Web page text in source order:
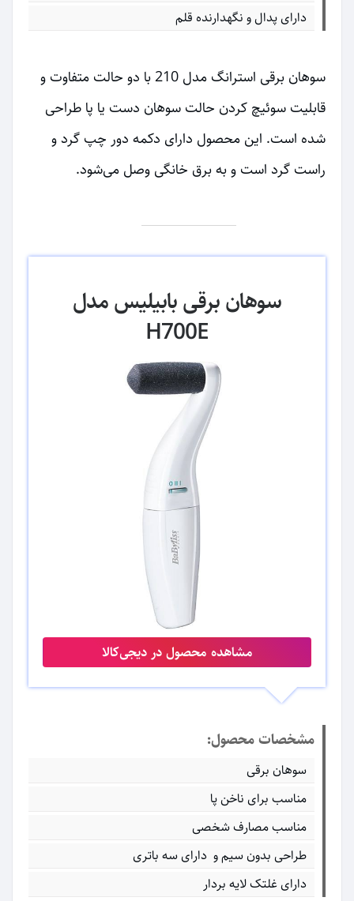
دارای پدال و نگهدارنده قلم
سوهان برقی استرانگ مدل 210 با دو حالت متفاوت و
قابلیت سوئیچ کردن حالت سوهان دست یا پا طراحی
شده است. این محصول دارای دکمه دور چپ گرد و
راست گرد است و به برق خانگی وصل می‌شود.
سوهان برقی بابیلیس مدل
H700E
مشاهده محصول در دیجی‌کالا
مشخصات محصول:
سوهان برقی
مناسب برای ناخن پا
مناسب مصارف شخصی
طراحی بدون سیم و دارای سه باتری
دارای غلتک لایه بردار